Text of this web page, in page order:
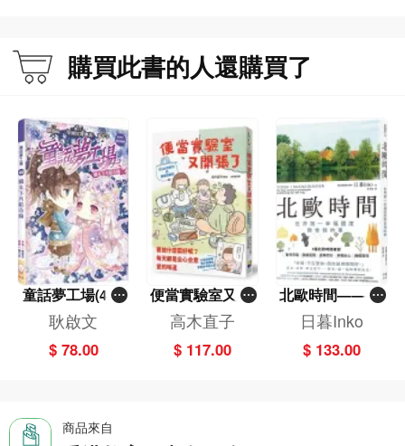
非我所願》、《師生有情》、《DSE中
文科16課必考範文精解》、《一本正經
《一本正經學古文》（與馬仔合著）
等。
購買此書的人還購買了
童話夢工場(40)
——織女下凡結
奇緣
耿啟文
$ 78.00
便當實驗室又開
張了——日日和
特別日的菜單挑
戰記
高木直子
$ 117.00
北歐時間——世
界第一幸福國度
教會我的事
日暮Inko
$ 133.00
商品來自